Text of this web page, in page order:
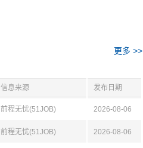
更多 >>
信息来源 发布日期
前程无忧(51JOB) 2026-08-06
前程无忧(51JOB) 2026-08-06